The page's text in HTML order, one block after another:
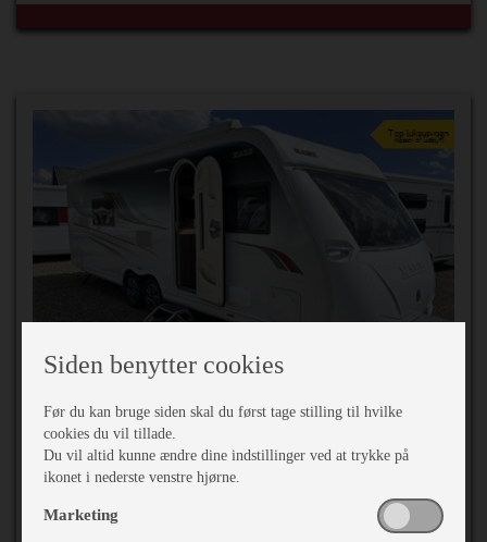
2019 Kabe Imperial 740 E-TDL KS
Egenvægt
1946 kg
2500 kg
Siden benytter cookies
Før du kan bruge siden skal du først tage stilling til hvilke
cookies du vil tillade.
Du vil altid kunne ændre dine indstillinger ved at trykke på
ikonet i nederste venstre hjørne.
Marketing